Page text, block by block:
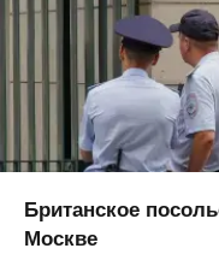
Британское
Москве